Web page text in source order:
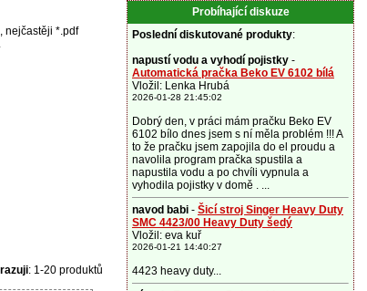
nejčastěji *.pdf
: 1-20 produktů
Probíhající diskuze
Poslední diskutované produkty:
napustí vodu a vyhodí pojistky -
Automatická pračka Beko EV 6102 bílá
Vložil: Lenka Hrubá
2026-01-28 21:45:02
Dobrý den, v práci mám pračku Beko EV
6102 bílo dnes jsem s ní měla problém !!! A
to že pračku jsem zapojila do el proudu a
navolila program pračka spustila a
napustila vodu a po chvíli vypnula a
vyhodila pojistky v domě . ...
navod babi - Šicí stroj Singer Heavy Duty
SMC 4423/00 Heavy Duty šedý
Vložil: eva kuř
2026-01-21 14:40:27
4423 heavy duty...